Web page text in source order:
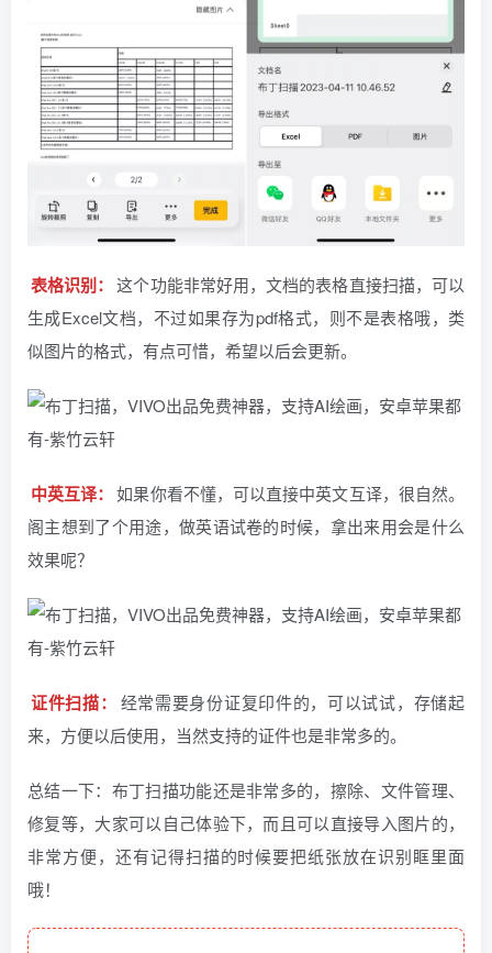
表格识别： 这个功能非常好用，文档的表格直接扫描，可以
生成Excel文档，不过如果存为pdf格式，则不是表格哦，类
似图片的格式，有点可惜，希望以后会更新。
中英互译： 如果你看不懂，可以直接中英文互译，很自然。
阁主想到了个用途，做英语试卷的时候，拿出来用会是什么
效果呢？
证件扫描：
经常需要身份证复印件的，可以试试，存储起
来，方便以后使用，当然支持的证件也是非常多的。
总结一下：布丁扫描功能还是非常多的，擦除、文件管理、
修复等，大家可以自己体验下，而且可以直接导入图片的，
非常方便，还有记得扫描的时候要把纸张放在识别眶里面
哦！